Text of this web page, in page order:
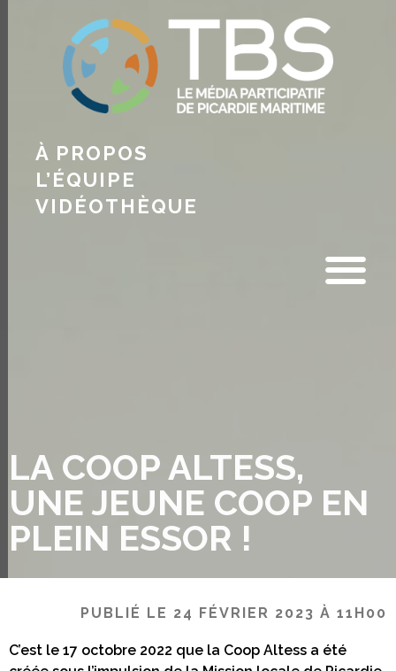
À PROPOS
L’ÉQUIPE
VIDÉOTHÈQUE
LA COOP ALTESS,
UNE JEUNE COOP EN
PLEIN ESSOR !
PUBLIÉ LE 24 FÉVRIER 2023 À 11H00
C’est le 17 octobre 2022 que la Coop Altess a été